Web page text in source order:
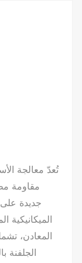
تُعدّ معالجة
مقاومة
جديدة
المعادن،
الجلفنة